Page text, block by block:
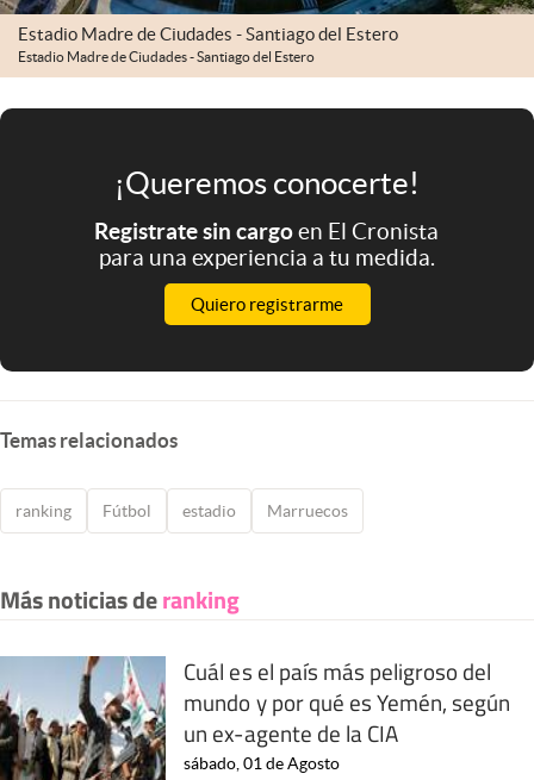
abre en nueva pestaña
Argentina
Estadio Madre de Ciudades - Santiago del Estero
Estadio Madre de Ciudades - Santiago del Estero
¡Queremos conocerte!
Registrate sin cargoen El Cronista
para una experiencia a tu medida.
Quiero registrarme
Temas relacionados
ranking Fútbol estadio Marruecos
Más noticias deranking
Cuál es el país más peligroso del
mundo y por qué es Yemén, según
un ex-agente de la CIA
sábado, 01 de Agosto